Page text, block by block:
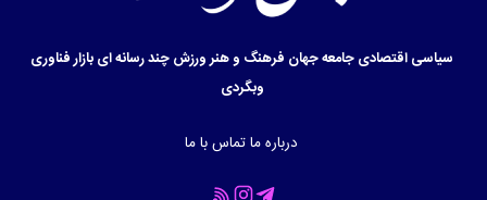
سیاسیاقتصادیجامعهجهان فرهنگ و هنرورزشچند رسانه ایبازارفناوری
وبگردی
درباره ماتماس با ما